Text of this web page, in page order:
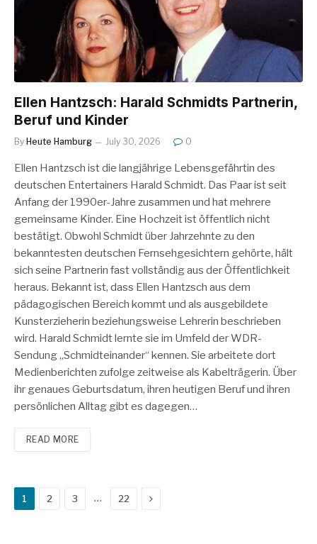
Ellen Hantzsch: Harald Schmidts Partnerin,
Beruf und Kinder
By Heute Hamburg July 30, 2026 0
Ellen Hantzsch ist die langjährige Lebensgefährtin des
deutschen Entertainers Harald Schmidt. Das Paar ist seit
Anfang der 1990er-Jahre zusammen und hat mehrere
gemeinsame Kinder. Eine Hochzeit ist öffentlich nicht
bestätigt. Obwohl Schmidt über Jahrzehnte zu den
bekanntesten deutschen Fernsehgesichtern gehörte, hält
sich seine Partnerin fast vollständig aus der Öffentlichkeit
heraus. Bekannt ist, dass Ellen Hantzsch aus dem
pädagogischen Bereich kommt und als ausgebildete
Kunsterzieherin beziehungsweise Lehrerin beschrieben
wird. Harald Schmidt lernte sie im Umfeld der WDR-
Sendung „Schmidteinander“ kennen. Sie arbeitete dort
Medienberichten zufolge zeitweise als Kabelträgerin. Über
ihr genaues Geburtsdatum, ihren heutigen Beruf und ihren
persönlichen Alltag gibt es dagegen…
READ MORE
1 2 3 … 22 Next